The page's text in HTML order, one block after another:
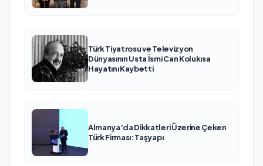
Türk Tiyatrosu ve Televizyon
Dünyasının Usta İsmi Can Kolukısa
Hayatını Kaybetti
Almanya’da Dikkatleri Üzerine Çeken
Türk Firması: Taşyapı